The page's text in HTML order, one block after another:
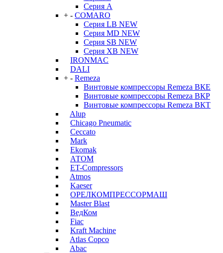
Серия А
+ - COMARO
Серия LB NEW
Серия MD NEW
Серия SB NEW
Серия XB NEW
IRONMAC
DALI
+ - Remeza
Винтовые компрессоры Remeza ВКЕ
Винтовые компрессоры Remeza ВКР
Винтовые компрессоры Remeza ВКТ
Alup
Chicago Pneumatic
Ceccato
Mark
Ekomak
АТОМ
ET-Compressors
Atmos
Kaeser
ОРЕЛКОМПРЕССОРМАШ
Master Blast
ВедКом
Fiac
Kraft Machine
Atlas Copco
Abac